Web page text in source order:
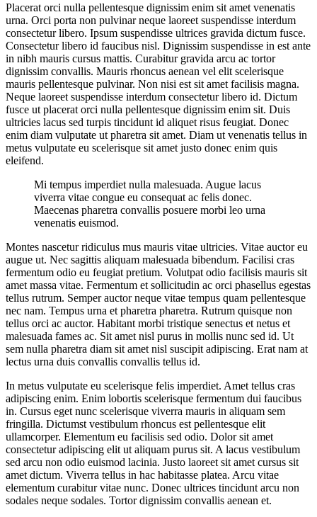
Placerat orci nulla pellentesque dignissim enim sit amet venenatis
urna. Orci porta non pulvinar neque laoreet suspendisse interdum
consectetur libero. Ipsum suspendisse ultrices gravida dictum fusce.
Consectetur libero id faucibus nisl. Dignissim suspendisse in est ante
in nibh mauris cursus mattis. Curabitur gravida arcu ac tortor
dignissim convallis. Mauris rhoncus aenean vel elit scelerisque
mauris pellentesque pulvinar. Non nisi est sit amet facilisis magna.
Neque laoreet suspendisse interdum consectetur libero id. Dictum
fusce ut placerat orci nulla pellentesque dignissim enim sit. Duis
ultricies lacus sed turpis tincidunt id aliquet risus feugiat. Donec
enim diam vulputate ut pharetra sit amet. Diam ut venenatis tellus in
metus vulputate eu scelerisque sit amet justo donec enim quis
eleifend.
Mi tempus imperdiet nulla malesuada. Augue lacus
viverra vitae congue eu consequat ac felis donec.
Maecenas pharetra convallis posuere morbi leo urna
venenatis euismod.
Montes nascetur ridiculus mus mauris vitae ultricies. Vitae auctor eu
augue ut. Nec sagittis aliquam malesuada bibendum. Facilisi cras
fermentum odio eu feugiat pretium. Volutpat odio facilisis mauris sit
amet massa vitae. Fermentum et sollicitudin ac orci phasellus egestas
tellus rutrum. Semper auctor neque vitae tempus quam pellentesque
nec nam. Tempus urna et pharetra pharetra. Rutrum quisque non
tellus orci ac auctor. Habitant morbi tristique senectus et netus et
malesuada fames ac. Sit amet nisl purus in mollis nunc sed id. Ut
sem nulla pharetra diam sit amet nisl suscipit adipiscing. Erat nam at
lectus urna duis convallis convallis tellus id.
In metus vulputate eu scelerisque felis imperdiet. Amet tellus cras
adipiscing enim. Enim lobortis scelerisque fermentum dui faucibus
in. Cursus eget nunc scelerisque viverra mauris in aliquam sem
fringilla. Dictumst vestibulum rhoncus est pellentesque elit
ullamcorper. Elementum eu facilisis sed odio. Dolor sit amet
consectetur adipiscing elit ut aliquam purus sit. A lacus vestibulum
sed arcu non odio euismod lacinia. Justo laoreet sit amet cursus sit
amet dictum. Viverra tellus in hac habitasse platea. Arcu vitae
elementum curabitur vitae nunc. Donec ultrices tincidunt arcu non
sodales neque sodales. Tortor dignissim convallis aenean et.